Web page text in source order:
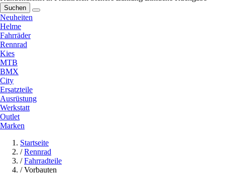
Suchen
Neuheiten
Helme
Fahrräder
Rennrad
Kies
MTB
BMX
City
Ersatzteile
Ausrüstung
Werkstatt
Outlet
Marken
Startseite
/ Rennrad
/ Fahrradteile
/ Vorbauten